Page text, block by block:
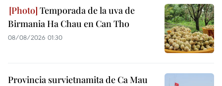
Temporada de la uva de
Birmania Ha Chau en Can Tho
08/08/2026 01:30
Provincia survietnamita de Ca Mau